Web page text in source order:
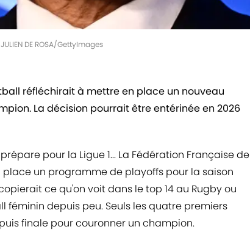
DE ROSA/GettyImages
réfléchirait à mettre en place un nouveau
La décision pourrait être entérinée en 2026
pour la Ligue 1... La Fédération Française de
un programme de playoffs pour la saison
ce qu'on voit dans le top 14 au Rugby ou
féminin depuis peu. Seuls les quatre premiers
finale pour couronner un champion.